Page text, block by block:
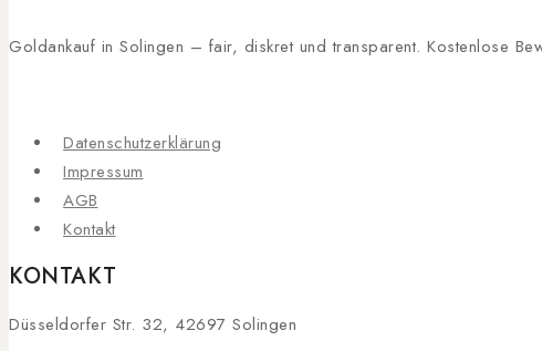
Goldankauf in Solingen – fair, diskret und transparent. Kostenlose
Datenschutzerklärung
Impressum
AGB
Kontakt
KONTAKT
Düsseldorfer Str. 32, 42697 Solingen